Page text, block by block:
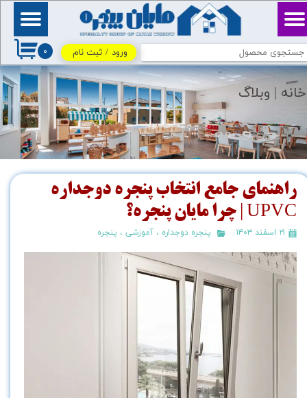
بِسْمِ ٱللَّٰهِ ٱلرَّحْمَٰنِ
ٱلرَّحِيمِ / اللهم اكفني
بحلالك عن حرامك، وأغنني
بفضلك عمَّن سواك
۰ ورود / ثبت نام
حساب کاربری من
تغییر گذر واژه
سفارشات
خروج از حساب کاربری
خانه | وبلاگ
راهنمای جامع انتخاب پنجره دوجداره
UPVC | چرا مایان پنجره؟
۲۱ اسفند ۱۴۰۳ پنجره دوجداره ، آموزشی ، پنجره